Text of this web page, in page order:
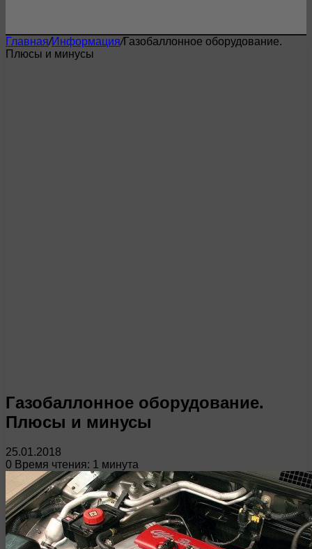
Главная/Информация/Газобаллонное оборудование.
Плюсы и минусы
Газобаллонное оборудование.
Плюсы и минусы
25.01.2018
0 Время чтения: 1 минута